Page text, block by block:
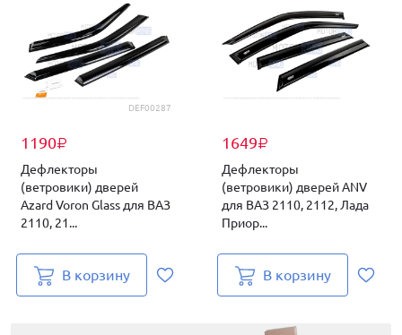
DEF00287
1190₽
Дефлекторы
(ветровики) дверей
Azard Voron Glass для ВАЗ
2110, 21...
В корзину
1649₽
Дефлекторы
(ветровики) дверей ANV
для ВАЗ 2110, 2112, Лада
Приор...
В корзину